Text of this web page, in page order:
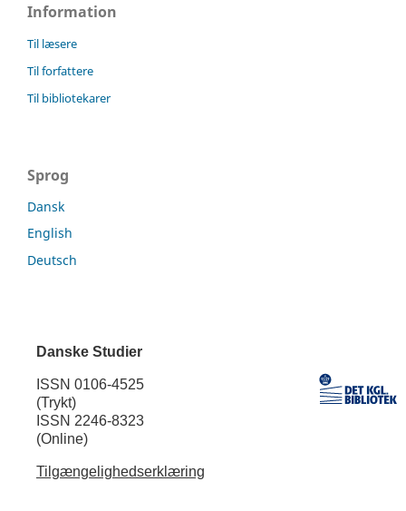
Information
Til læsere
Til forfattere
Til bibliotekarer
Sprog
Dansk
English
Deutsch
Danske Studier
ISSN 0106-4525
(Trykt)
ISSN 2246-8323
(Online)
Tilgængelighedserklæring